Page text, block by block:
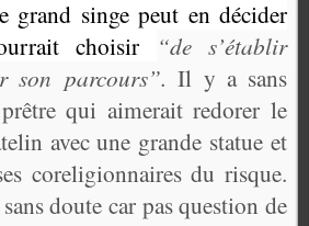
grand singe peut en décider
choisir
“de s’établir
son parcours”. Il y a sans
qui aimerait redorer le
avec une grande statue et
coreligionnaires du risque.
doute car pas question de